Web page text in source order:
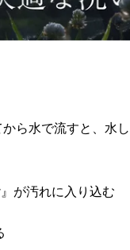
ら水で流すと、水
が汚れに入り込む